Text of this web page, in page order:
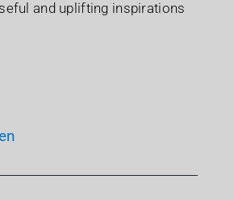
and uplifting inspirations